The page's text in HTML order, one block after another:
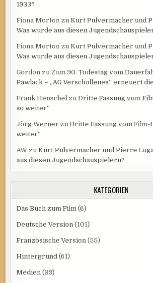
1933?
Fiona Morton zuKurt Pulvermacher und
Was wurde aus diesen
Fiona Morton zuKurt Pulvermacher und
Was wurde aus diesen
Gordon zu Zum 90. Todestag vom
Pawlack – „AG Verschollenes“ erneuert
Frank Henschel zuDritte Fassung vom
so weiter“
Jörg Werner zuDritte Fassung vom Film-
weiter“
AW zuKurt Pulvermacher und Pierre
aus diesen Jugendschauspielern?
KATEGORIEN
Das Buch zum Film (6)
Deutsche Version (101)
Französische Version (55)
Hintergrund (61)
Medien (39)